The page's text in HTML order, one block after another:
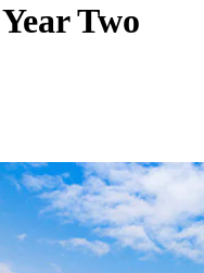
Two